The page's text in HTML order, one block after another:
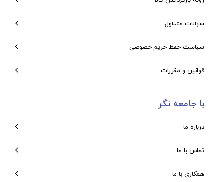
سوالات متداول
سیاست حفظ حریم خصوصی
قوانین و مقررات
با جامعه نگر
درباره ما
تماس با ما
همکاری با ما